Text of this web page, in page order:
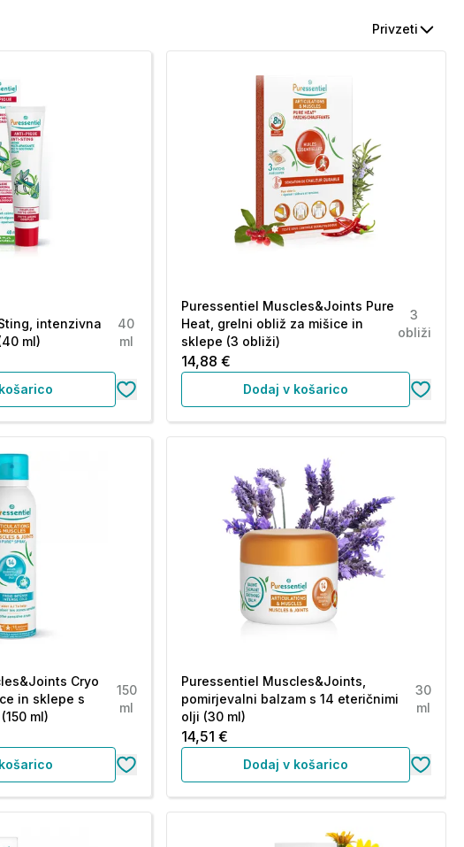
Privzeti
intenzivna
ml)
40
ml
Puressentiel Muscles&Joints Pure
Heat, grelni obliž za mišice in
sklepe (3 obliži)
3
obliži
14,88 €
Dodaj v košarico
Cryo
in sklepe s
ml)
150
ml
Puressentiel Muscles&Joints,
pomirjevalni balzam s 14 eteričnimi
olji (30 ml)
30
ml
14,51 €
Dodaj v košarico